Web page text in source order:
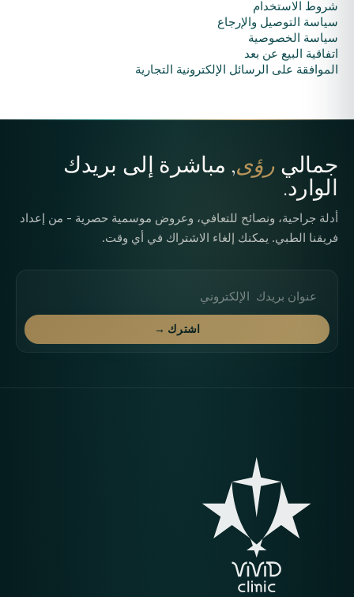
شروط الاستخدام
سياسة التوصيل والإرجاع
سياسة الخصوصية
اتفاقية البيع عن بعد
الموافقة على الرسائل الإلكترونية التجارية
جمالي رؤى, مباشرة إلى بريدك
الوارد.
أدلة جراحية، ونصائح للتعافي، وعروض موسمية حصرية - من إعداد
فريقنا الطبي. يمكنك إلغاء الاشتراك في أي وقت.
اشترك →